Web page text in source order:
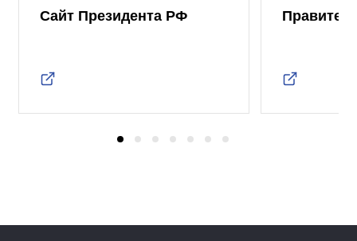
Сайт Президента РФ